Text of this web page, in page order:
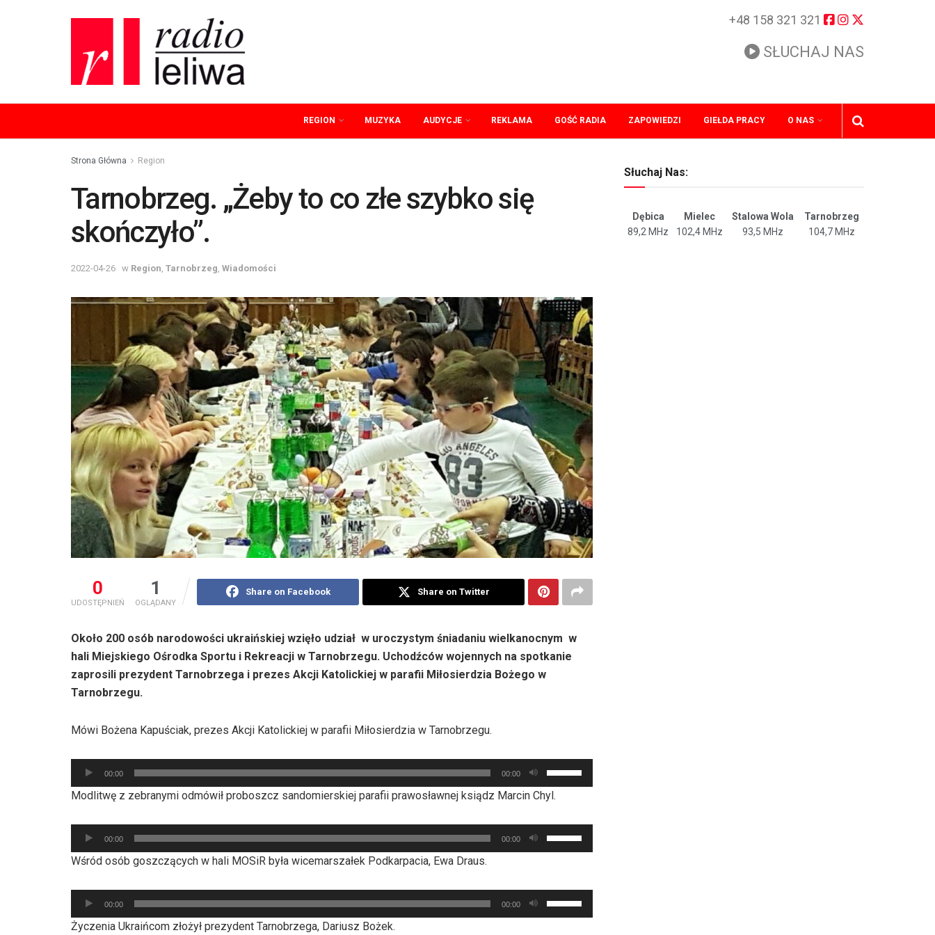
+48 158 321 321
SŁUCHAJ NAS
REGION MUZYKA AUDYCJE REKLAMA GOŚĆ RADIA ZAPOWIEDZI GIEŁDA PRACY O NAS
Strona Główna Region
Tarnobrzeg. „Żeby to co złe szybko się
skończyło”.
2022-04-26 w Region Tarnobrzeg Wiadomości
0
UDOSTĘPNIEŃ
1
OGLĄDANY
Share on Facebook Share on Twitter
Około 200 osób narodowości ukraińskiej wzięło udział w uroczystym śniadaniu wielkanocnym w
hali Miejskiego Ośrodka Sportu i Rekreacji w Tarnobrzegu. Uchodźców wojennych na spotkanie
zaprosili prezydent Tarnobrzega i prezes Akcji Katolickiej w parafii Miłosierdzia Bożego w
Tarnobrzegu.
Mówi Bożena Kapuściak, prezes Akcji Katolickiej w parafii Miłosierdzia w Tarnobrzegu.
Odtwarzacz
plików
dźwiękowych
00:00 00:00
strzałek
do
oraz
aby
Modlitwę z zebranymi odmówił proboszcz sandomierskiej parafii prawosławnej ksiądz Marcin Chyl.
Odtwarzacz
plików
dźwiękowych
00:00 00:00
strzałek
oraz
Wśród osób goszczących w hali MOSiR była wicemarszałek Podkarpacia, Ewa Draus.
Odtwarzacz
plików
00:00 00:00
strzałek
Życzenia Ukraińcom złożył prezydent Tarnobrzega, Dariusz Bożek.
Słuchaj Nas:
Dębica Mielec Stalowa Wola
Tarnobrzeg
89,2 MHz
102,4 MHz 93,5 MHz 104,7 MHz